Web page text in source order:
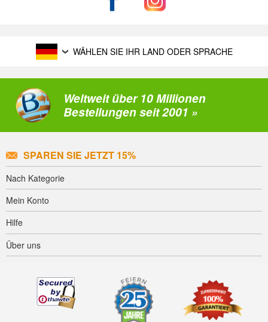
WÄHLEN SIE IHR LAND ODER SPRACHE
Weltweit über 10 Millionen
Bestellungen seit 2001 »
SPAREN SIE JETZT 15%
Nach Kategorie
Mein Konto
Hilfe
Über uns